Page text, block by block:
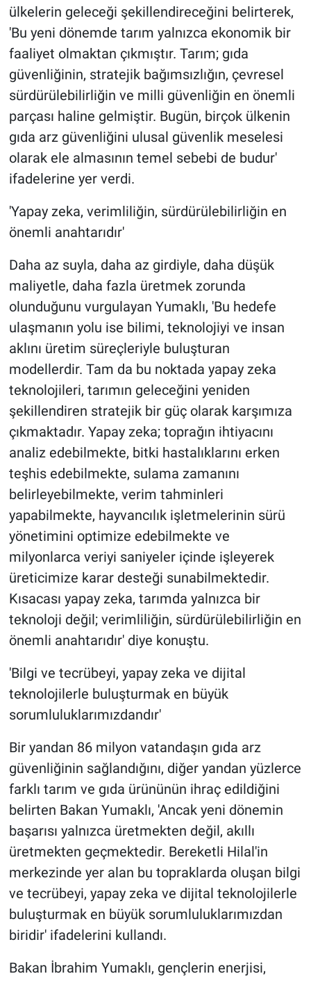
ülkelerin geleceği şekillendireceğini belirterek,
'Bu yeni dönemde tarım yalnızca ekonomik bir
faaliyet olmaktan çıkmıştır. Tarım; gıda
güvenliğinin, stratejik bağımsızlığın, çevresel
sürdürülebilirliğin ve milli güvenliğin en önemli
parçası haline gelmiştir. Bugün, birçok ülkenin
gıda arz güvenliğini ulusal güvenlik meselesi
olarak ele almasının temel sebebi de budur'
ifadelerine yer verdi.
'Yapay zeka, verimliliğin, sürdürülebilirliğin en
önemli anahtarıdır'
Daha az suyla, daha az girdiyle, daha düşük
maliyetle, daha fazla üretmek zorunda
olunduğunu vurgulayan Yumaklı, 'Bu hedefe
ulaşmanın yolu ise bilimi, teknolojiyi ve insan
aklını üretim süreçleriyle buluşturan
modellerdir. Tam da bu noktada yapay zeka
teknolojileri, tarımın geleceğini yeniden
şekillendiren stratejik bir güç olarak karşımıza
çıkmaktadır. Yapay zeka; toprağın ihtiyacını
analiz edebilmekte, bitki hastalıklarını erken
teşhis edebilmekte, sulama zamanını
belirleyebilmekte, verim tahminleri
yapabilmekte, hayvancılık işletmelerinin sürü
yönetimini optimize edebilmekte ve
milyonlarca veriyi saniyeler içinde işleyerek
üreticimize karar desteği sunabilmektedir.
Kısacası yapay zeka, tarımda yalnızca bir
teknoloji değil; verimliliğin, sürdürülebilirliğin en
önemli anahtarıdır' diye konuştu.
'Bilgi ve tecrübeyi, yapay zeka ve dijital
teknolojilerle buluşturmak en büyük
sorumluluklarımızdandır'
Bir yandan 86 milyon vatandaşın gıda arz
güvenliğinin sağlandığını, diğer yandan yüzlerce
farklı tarım ve gıda ürününün ihraç edildiğini
belirten Bakan Yumaklı, 'Ancak yeni dönemin
başarısı yalnızca üretmekten değil, akıllı
üretmekten geçmektedir. Bereketli Hilal'in
merkezinde yer alan bu topraklarda oluşan bilgi
ve tecrübeyi, yapay zeka ve dijital teknolojilerle
buluşturmak en büyük sorumluluklarımızdan
biridir' ifadelerini kullandı.
Bakan İbrahim Yumaklı, gençlerin enerjisi,